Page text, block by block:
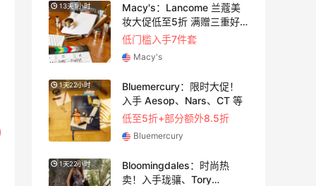
13天1小时
Macy's：Lancome 兰蔻美
妆大促低至5折 满赠三重好
礼
低门槛入手7件套
Macy's
1天22小时
Bluemercury：限时大促！
入手 Aesop、Nars、CT 等
低至5折+部分额外8.5折
Bluemercury
1天22小时
Bloomingdales：时尚热
卖！入手珑骧、Tory